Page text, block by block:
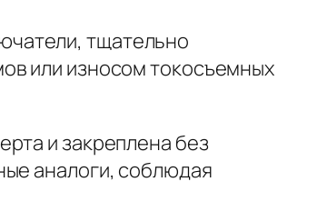
тщательно
или износом токосъемных
и закреплена без
аналоги, соблюдая